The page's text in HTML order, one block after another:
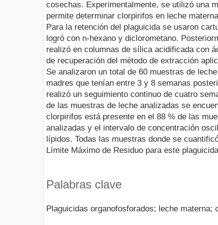
cosechas. Experimentalmente, se utilizó una
permite determinar clorpirifos en leche
Para la retención del plaguicida se usaron
logró con n-hexano y diclorometano.
realizó en columnas de sílica acidificada con
de recuperación del método de extracción
Se analizaron un total de 60 muestras de
madres que tenían entre 3 y 8 semanas
realizó un seguimiento continuo de cuatro
de las muestras de leche analizadas se
clorpirifos está presente en el 88 % de las
analizadas y el intervalo de concentración
lípidos. Todas las muestras donde se
Límite Máximo de Residuo para este
Palabras clave
Plaguicidas organofosforados; leche materna;